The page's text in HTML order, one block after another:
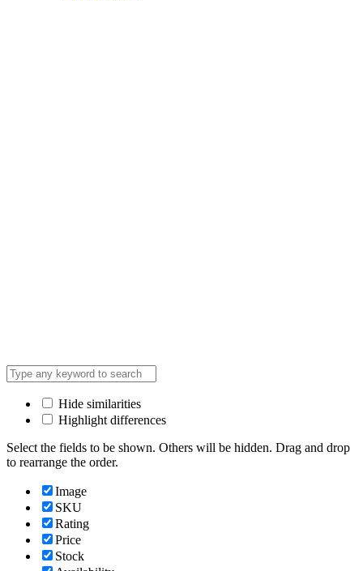
Hide similarities
Highlight differences
Select the fields to be shown. Others will be hidden. Drag and drop
to rearrange the order.
Image
SKU
Rating
Price
Stock